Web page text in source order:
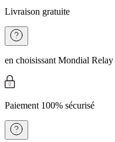
Livraison gratuite
en choisissant Mondial Relay
Paiement 100% sécurisé